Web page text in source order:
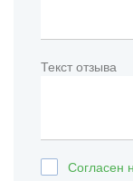
Текст отзыва
Согласен